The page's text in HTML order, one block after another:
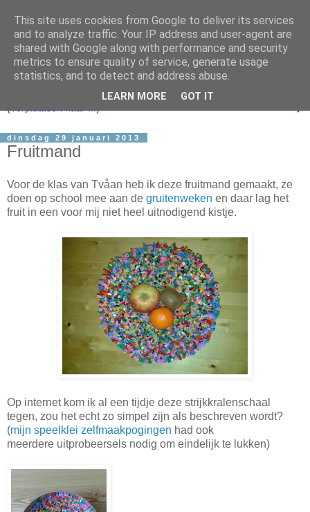
▼
dinsdag 29 januari 2013
Fruitmand
Voor de klas van Tvåan heb ik deze fruitmand gemaakt, ze
doen op school mee aan de gruitenweken en daar lag het
fruit in een voor mij niet heel uitnodigend kistje.
Op internet kom ik al een tijdje deze strijkkralenschaal
tegen, zou het echt zo simpel zijn als beschreven wordt?
(mijn speelklei zelfmaakpogingen had ook
meerdere uitprobeersels nodig om eindelijk te lukken)
This site uses cookies from Google to deliver its services
and to analyze traffic. Your IP address and user-agent are
shared with Google along with performance and security
metrics to ensure quality of service, generate usage
statistics, and to detect and address abuse.
LEARN MORE GOT IT